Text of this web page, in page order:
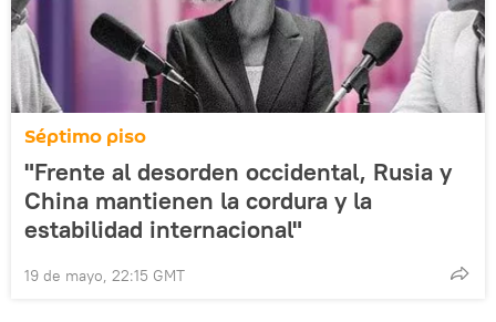
Séptimo piso
"Frente al desorden occidental, Rusia y
China mantienen la cordura y la
estabilidad internacional"
19 de mayo, 22:15 GMT